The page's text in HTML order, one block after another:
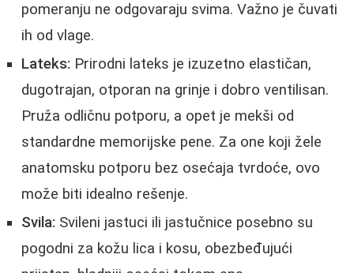
pomeranju ne odgovaraju svima. Važno je čuvati
ih od vlage.
Lateks: Prirodni lateks je izuzetno elastičan,
dugotrajan, otporan na grinje i dobro ventilisan.
Pruža odličnu potporu, a opet je mekši od
standardne memorijske pene. Za one koji žele
anatomsku potporu bez osećaja tvrdoće, ovo
može biti idealno rešenje.
Svila: Svileni jastuci ili jastučnice posebno su
pogodni za kožu lica i kosu, obezbeđujući